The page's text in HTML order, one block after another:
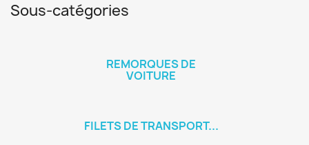
Sous-catégories
REMORQUES DE
VOITURE
FILETS DE TRANSPORT...